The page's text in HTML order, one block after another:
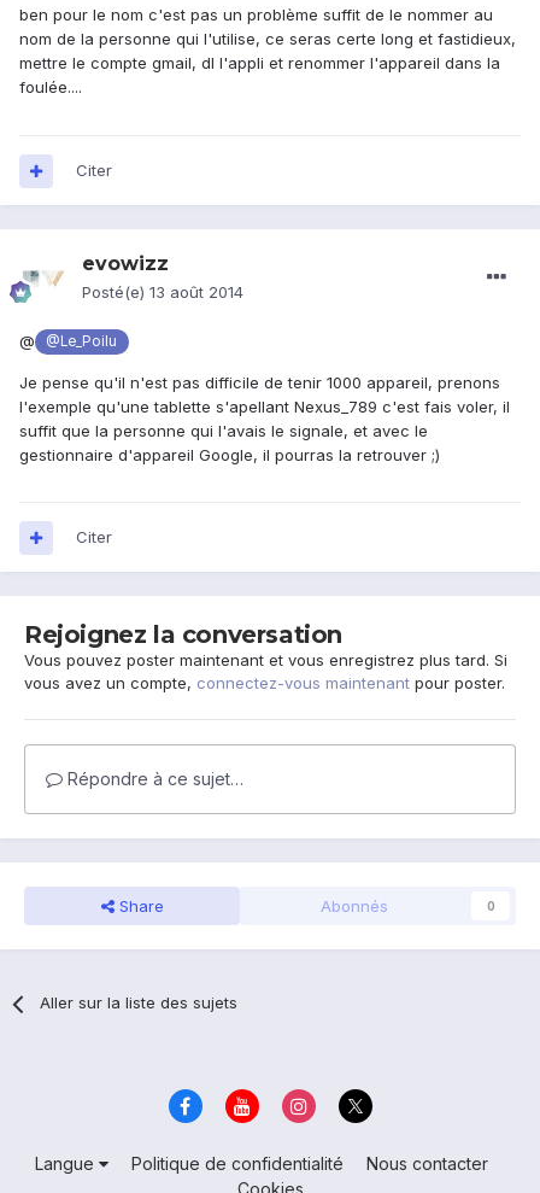
ben pour le nom c'est pas un problème suffit de le nommer au
nom de la personne qui l'utilise, ce seras certe long et fastidieux,
mettre le compte gmail, dl l'appli et renommer l'appareil dans la
foulée....
Citer
evowizz
Posté(e) 13 août 2014
@ @Le_Poilu
Je pense qu'il n'est pas difficile de tenir 1000 appareil, prenons
l'exemple qu'une tablette s'apellant Nexus_789 c'est fais voler, il
suffit que la personne qui l'avais le signale, et avec le
gestionnaire d'appareil Google, il pourras la retrouver ;)
Citer
Rejoignez la conversation
Vous pouvez poster maintenant et vous enregistrez plus tard. Si
vous avez un compte, connectez-vous maintenant pour poster.
Répondre à ce sujet…
Share Abonnés 0
Aller sur la liste des sujets
Langue Politique de confidentialité
Nous contacter
Cookies